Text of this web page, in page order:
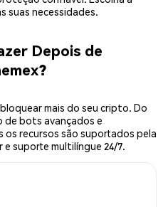
suas necessidades.
Depois de
mais do seu cripto. Do
de bots avançados e
recursos são suportados pela
suporte multilíngue 24/7.